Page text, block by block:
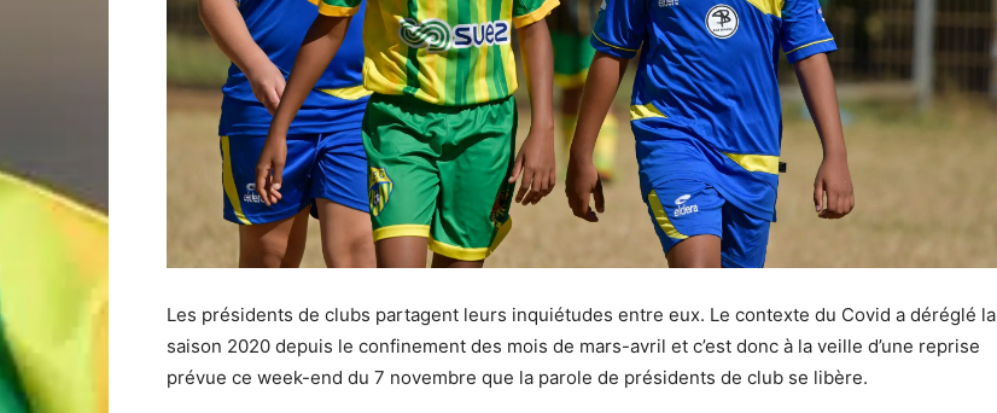
Les présidents de clubs partagent leurs inquiétudes entre eux. Le contexte du Covid a déréglé la
saison 2020 depuis le confinement des mois de mars-avril et c’est donc à la veille d’une reprise
prévue ce week-end du 7 novembre que la parole de présidents de club se libère.